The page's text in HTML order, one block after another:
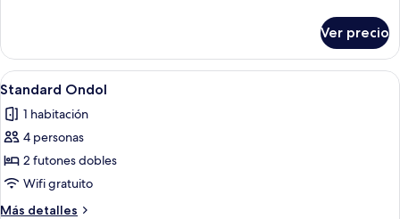
Ondol
Ver precio
Abrir
todas
las
fotos
de
Standard
Ondol
Una habitación de hotel moderna
6
Standard Ondol
1 habitación
4 personas
2 futones dobles
Wifi gratuito
Más detalles
Más